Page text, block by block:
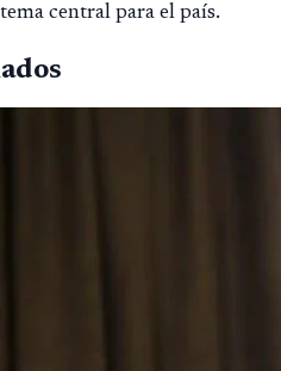
central para el país.